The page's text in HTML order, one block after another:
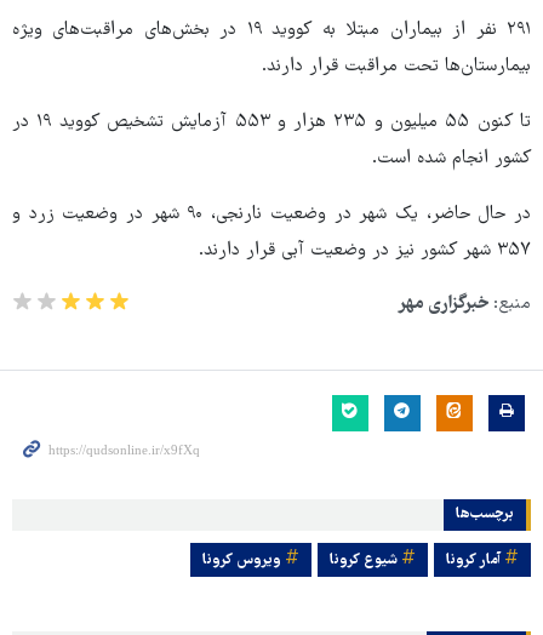
۲۹۱ نفر از بیماران مبتلا به کووید ۱۹ در بخش‌های مراقبت‌های ویژه
بیمارستان‌ها تحت مراقبت قرار دارند.
تا کنون ۵۵ میلیون و ۲۳۵ هزار و ۵۵۳ آزمایش تشخیص کووید ۱۹ در
کشور انجام شده است.
در حال حاضر، یک شهر در وضعیت نارنجی، ۹۰ شهر در وضعیت زرد و
۳۵۷ شهر کشور نیز در وضعیت آبی قرار دارند.
منبع: خبرگزاری مهر
برچسب‌ها
آمار کرونا شیوع کرونا ویروس کرونا